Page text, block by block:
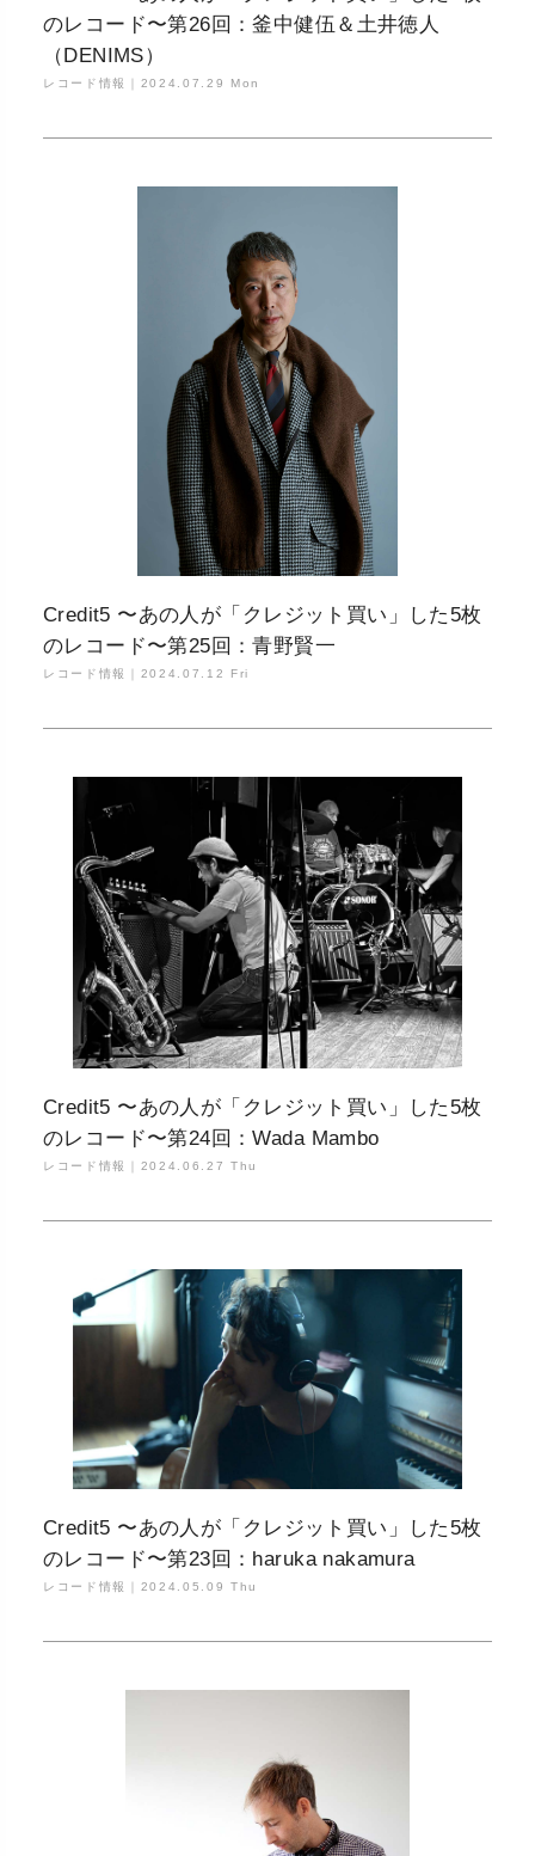
のレコード〜第26回：釜中健伍＆土井徳人
（DENIMS）
レコード情報｜ 2024.07.29 Mon
Credit5 〜あの人が「クレジット買い」した5枚
のレコード〜第25回：青野賢一
レコード情報｜ 2024.07.12 Fri
Credit5 〜あの人が「クレジット買い」した5枚
のレコード〜第24回：Wada Mambo
レコード情報｜ 2024.06.27 Thu
Credit5 〜あの人が「クレジット買い」した5枚
のレコード〜第23回：haruka nakamura
レコード情報｜ 2024.05.09 Thu